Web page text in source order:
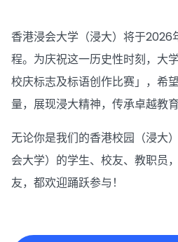
香港浸会大学（浸大）将于
程。为庆祝这一历史性时刻，大
校庆标志及标语创作比赛」，希
量，展现浸大精神，传承卓越教
无论你是我们的香港校园（浸大
会大学）的学生、校友、教职员
友，都欢迎踊跃参与！